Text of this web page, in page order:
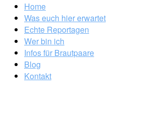
Home
Was euch hier erwartet
Echte Reportagen
Wer bin ich
Infos für Brautpaare
Blog
Kontakt